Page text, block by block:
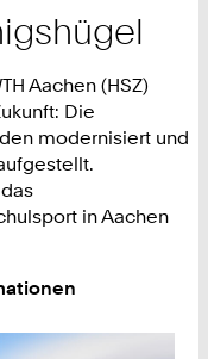
Aachen (HSZ)
Die
modernisiert und
in Aachen